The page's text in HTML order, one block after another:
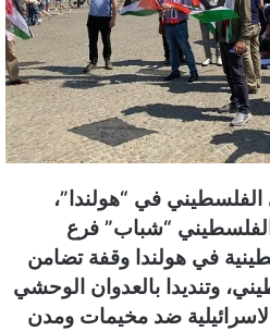
في “هولندا”،
الفلسطيني “شباب” فرع
في هولندا وقفة تضامن
وتنديدا بالعدوان الوحشي
ضد مخيمات ومدن